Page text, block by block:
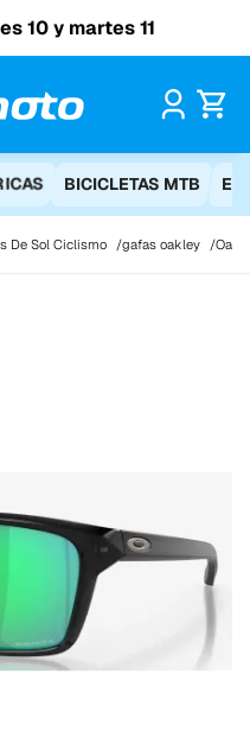
10 y martes 11
BICICLETAS MTB
De Sol Ciclismo gafas oakley